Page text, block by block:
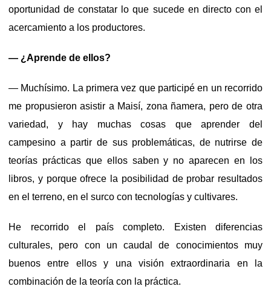
oportunidad de constatar lo que sucede en directo con el
acercamiento a los productores.
— ¿Aprende de ellos?
— Muchísimo. La primera vez que participé en un recorrido
me propusieron asistir a Maisí, zona ñamera, pero de otra
variedad, y hay muchas cosas que aprender del
campesino a partir de sus problemáticas, de nutrirse de
teorías prácticas que ellos saben y no aparecen en los
libros, y porque ofrece la posibilidad de probar resultados
en el terreno, en el surco con tecnologías y cultivares.
He recorrido el país completo. Existen diferencias
culturales, pero con un caudal de conocimientos muy
buenos entre ellos y una visión extraordinaria en la
combinación de la teoría con la práctica.